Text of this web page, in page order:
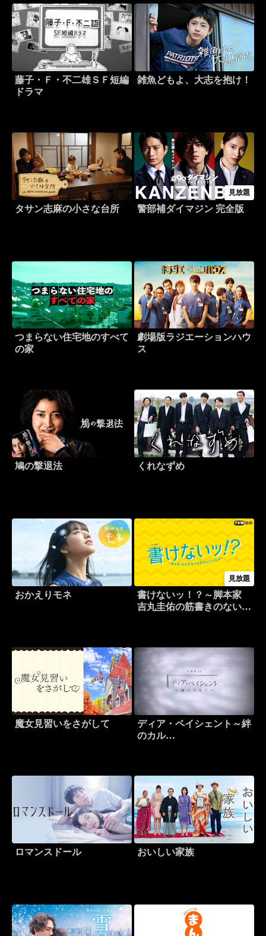
藤子・Ｆ・不二雄ＳＦ短編
ドラマ
雑魚どもよ、大志を抱け！
タサン志麻の小さな台所
見放題
警部補ダイマジン 完全版
つまらない住宅地のすべて
の家
劇場版ラジエーションハウ
ス
鳩の撃退法 くれなずめ
おかえりモネ
見放題
書けないッ！？～脚本家
吉丸圭佑の筋書きのない生
魔女見習いをさがして
ディア・ペイシェント～絆
のカル…
ロマンスドール おいしい家族